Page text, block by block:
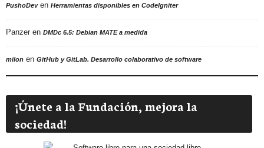
PushoDeven Herramientas disponibles en CodeIgniter
Panzer en DMDc 6.5: Debian MATE a medida
milon en GitHub y GitLab. Desarrollo colaborativo de software
¡Únete a la Fundación, mejora la
sociedad!